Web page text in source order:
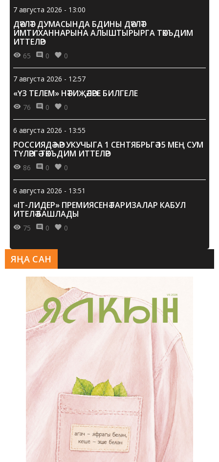
7 августа 2026 - 13:00
ДӘҮЛӘТ ДУМАСЫНДА БДИНЫ ДӘҮЛӘТ
ИМТИХАННАРЫНА АЛЫШТЫРЫРГА ТӘКЪДИМ
ИТТЕЛӘР
65 0 0
7 августа 2026 - 12:57
«ҮЗ ТЕЛЕМ» НӘТИҖӘЛӘРЕ БИЛГЕЛЕ
76 0 0
6 августа 2026 - 13:55
РОССИЯДӘ ҺӘР УКУЧЫГА 1 СЕНТЯБРЬГӘ 15 МЕҢ СУМ
ТҮЛӘРГӘ ТӘКЪДИМ ИТТЕЛӘР
86 0 0
6 августа 2026 - 13:51
«IT-ЛИДЕР» ПРЕМИЯСЕНӘ ГАРИЗАЛАР КАБУЛ
ИТЕЛӘ БАШЛАДЫ
75 0 0
ЯҢА САН